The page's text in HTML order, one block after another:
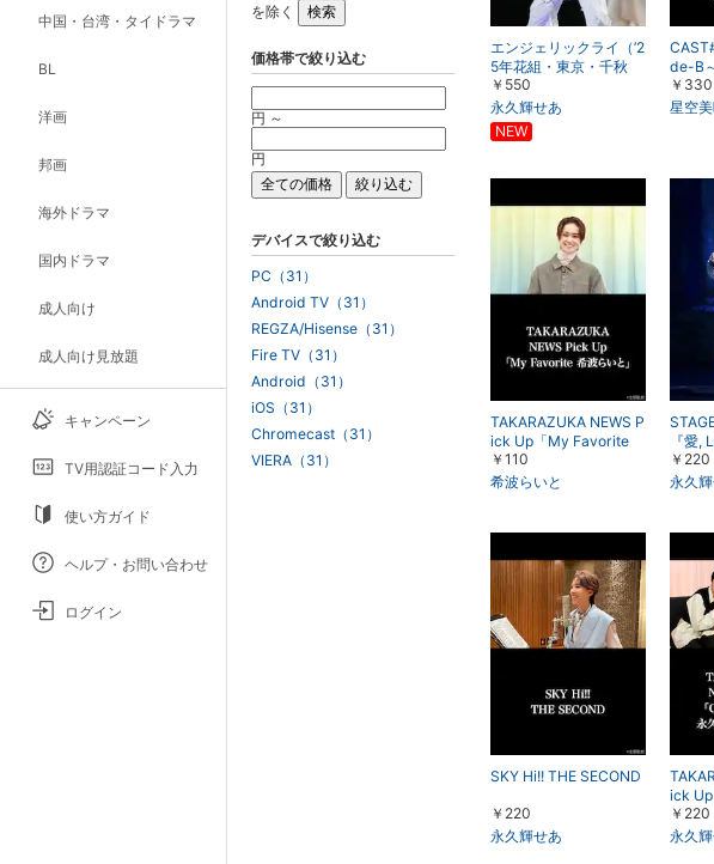
中国・台湾・タイドラマ
BL
洋画
邦画
海外ドラマ
国内ドラマ
成人向け
成人向け見放題
キャンペーン
TV用認証コード入力
使い方ガイド
ヘルプ・お問い合わせ
ログイン
エンジェリックライ（’2
5年花組・東京・千秋
楽）
￥550
永久輝せあ
de-B
＞
￥330
星空
TAKARAZUKA NEWS P
ick Up「My Favorite
希波らいと」
￥110
希波らいと
『愛,
￥220
永久
SKY Hi!! THE SECOND
￥220
永久輝せあ
ick Up
組 永
斗」
￥220
永久
を除く
価格帯で絞り込む
円 ～
円
デバイスで絞り込む
PC（31）
Android TV（31）
REGZA/Hisense（31）
Fire TV（31）
Android（31）
iOS（31）
Chromecast（31）
VIERA（31）